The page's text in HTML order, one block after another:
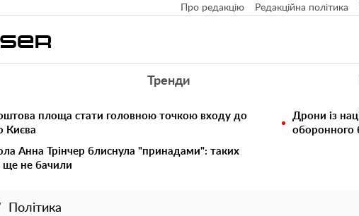
Про редакцію Редакційна політика
Тренди
площа стати головною точкою входу до
Києва
Дрони із
оборонного
Анна Трінчер блиснула "принадами": таких
ще не бачили
Політика